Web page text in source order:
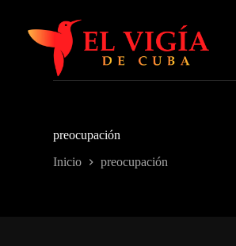
contenido
preocupación
Inicio preocupación